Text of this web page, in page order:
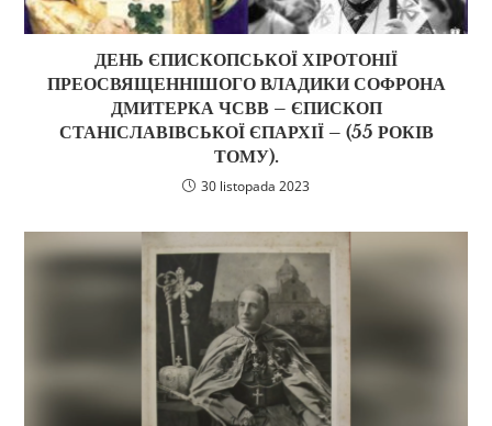
ДЕНЬ ЄПИСКОПСЬКОЇ ХІРОТОНІЇ
ПРЕОСВЯЩЕННІШОГО ВЛАДИКИ СОФРОНА
ДМИТЕРКА ЧСВВ – ЄПИСКОП
СТАНІСЛАВІВСЬКОЇ ЄПАРХІЇ – (55 РОКІВ
ТОМУ).
30 listopada 2023